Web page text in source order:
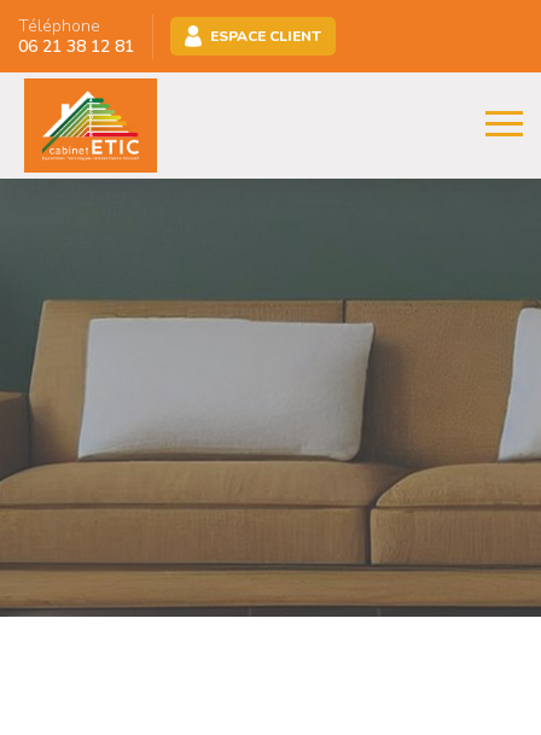
Téléphone
06 21 38 12 81
ESPACE CLIENT